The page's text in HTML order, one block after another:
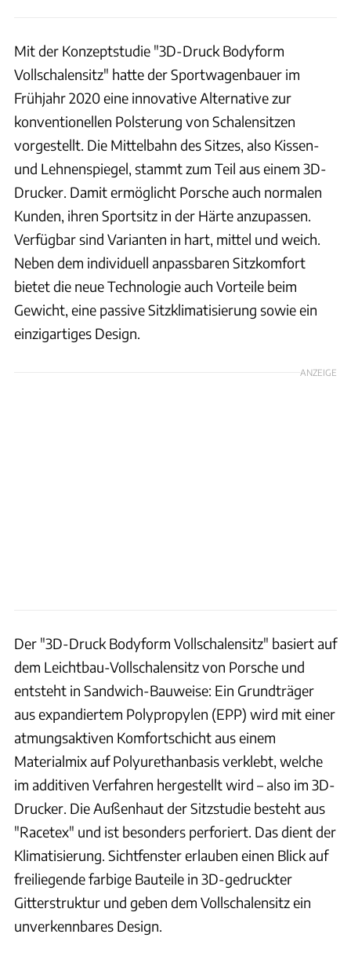
Mit der Konzeptstudie "3D-Druck Bodyform
Vollschalensitz" hatte der Sportwagenbauer im
Frühjahr 2020 eine innovative Alternative zur
konventionellen Polsterung von Schalensitzen
vorgestellt. Die Mittelbahn des Sitzes, also Kissen-
und Lehnenspiegel, stammt zum Teil aus einem 3D-
Drucker. Damit ermöglicht Porsche auch normalen
Kunden, ihren Sportsitz in der Härte anzupassen.
Verfügbar sind Varianten in hart, mittel und weich.
Neben dem individuell anpassbaren Sitzkomfort
bietet die neue Technologie auch Vorteile beim
Gewicht, eine passive Sitzklimatisierung sowie ein
einzigartiges Design.
ANZEIGE
Der "3D-Druck Bodyform Vollschalensitz" basiert auf
dem Leichtbau-Vollschalensitz von Porsche und
entsteht in Sandwich-Bauweise: Ein Grundträger
aus expandiertem Polypropylen (EPP) wird mit einer
atmungsaktiven Komfortschicht aus einem
Materialmix auf Polyurethanbasis verklebt, welche
im additiven Verfahren hergestellt wird – also im 3D-
Drucker. Die Außenhaut der Sitzstudie besteht aus
"Racetex" und ist besonders perforiert. Das dient der
Klimatisierung. Sichtfenster erlauben einen Blick auf
freiliegende farbige Bauteile in 3D-gedruckter
Gitterstruktur und geben dem Vollschalensitz ein
unverkennbares Design.